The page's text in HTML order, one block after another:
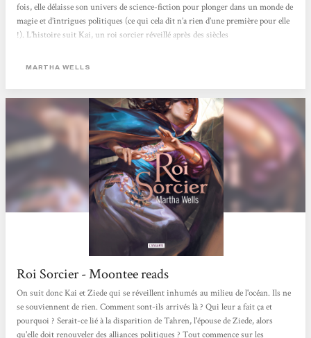
fois, elle délaisse son univers de science-fiction pour plonger dans un monde de
magie et d’intrigues politiques (ce qui cela dit n’a rien d’une première pour elle
!). L’histoire suit Kai, un roi sorcier réveillé après des siècles
personnage, entre démon et sorcier, navigue à travers ses souvenirs et les
MARTHA WELLS
Roi Sorcier - Moontee reads
On suit donc Kai et Ziede qui se réveillent inhumés au milieu de l'océan. Ils ne
se souviennent de rien. Comment sont-ils arrivés là ? Qui leur a fait ça et
pourquoi ? Serait-ce lié à la disparition de Tahren, l'épouse de Ziede, alors
qu'elle doit renouveler des alliances politiques ? Tout commence sur les